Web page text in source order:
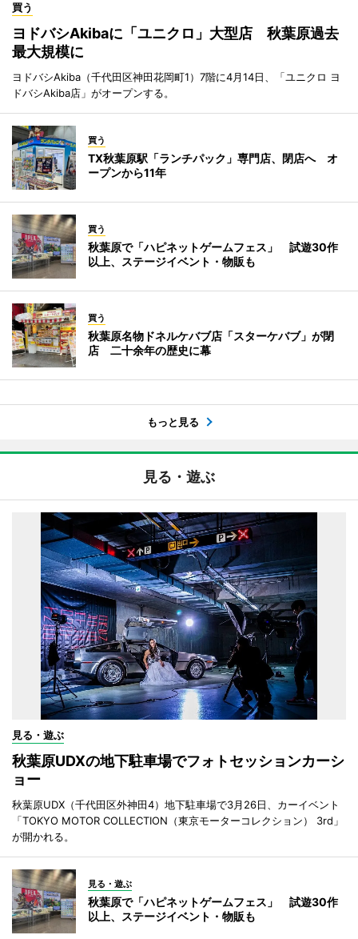
買う
ヨドバシAkibaに「ユニクロ」大型店 秋葉原過去
最大規模に
ヨドバシAkiba（千代田区神田花岡町1）7階に4月14日、「ユニクロ ヨ
ドバシAkiba店」がオープンする。
買う
TX秋葉原駅「ランチパック」専門店、閉店へ オ
ープンから11年
買う
秋葉原で「ハピネットゲームフェス」 試遊30作
以上、ステージイベント・物販も
買う
秋葉原名物ドネルケバブ店「スターケバブ」が閉
店 二十余年の歴史に幕
もっと見る
見る・遊ぶ
見る・遊ぶ
秋葉原UDXの地下駐車場でフォトセッションカーシ
ョー
秋葉原UDX（千代田区外神田4）地下駐車場で3月26日、カーイベント
「TOKYO MOTOR COLLECTION（東京モーターコレクション） 3rd」
が開かれる。
見る・遊ぶ
秋葉原で「ハピネットゲームフェス」 試遊30作
以上、ステージイベント・物販も